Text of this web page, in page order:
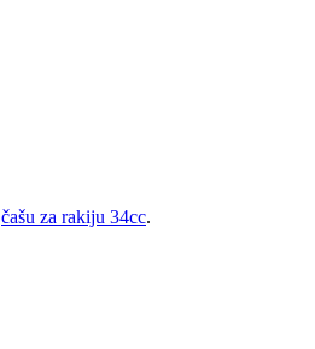
čašu za rakiju 34cc.